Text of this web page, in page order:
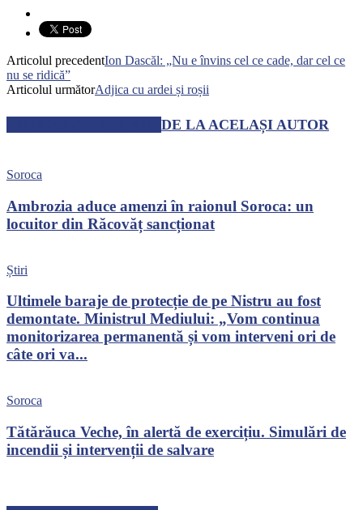
Articolul precedentIon Dascăl: „Nu e învins cel ce cade, dar cel ce
nu se ridică”
Articolul următorAdjica cu ardei și roșii
DE LA ACELAȘI AUTOR
Soroca
Ambrozia aduce amenzi în raionul Soroca: un
locuitor din Răcovăț sancționat
Știri
Ultimele baraje de protecție de pe Nistru au fost
demontate. Ministrul Mediului: „Vom continua
monitorizarea permanentă și vom interveni ori de
câte ori va...
Soroca
Tătărăuca Veche, în alertă de exercițiu. Simulări de
incendii și intervenții de salvare